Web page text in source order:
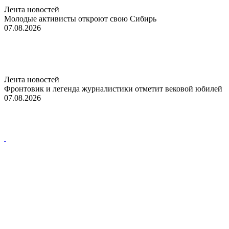
Лента новостей
Молодые активисты откроют свою Сибирь
07.08.2026
Лента новостей
Фронтовик и легенда журналистики отметит вековой юбилей
07.08.2026